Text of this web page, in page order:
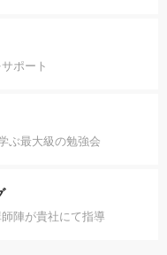
ポート
ぶ最大級の勉強会
陣が貴社にて指導